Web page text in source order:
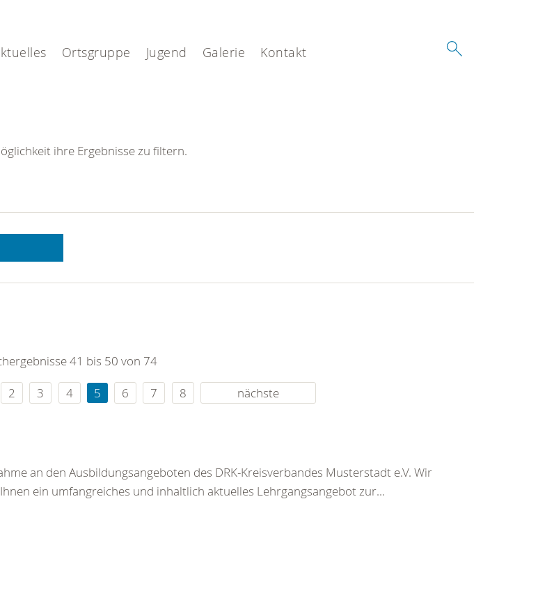
Ortsgruppe Jugend Galerie Kontakt
ihre Ergebnisse zu filtern.
41 bis 50 von 74
2 3 4 5 6 7 8 nächste
an den Ausbildungsangeboten des DRK-Kreisverbandes Musterstadt e.V. Wir
ein umfangreiches und inhaltlich aktuelles Lehrgangsangebot zur...